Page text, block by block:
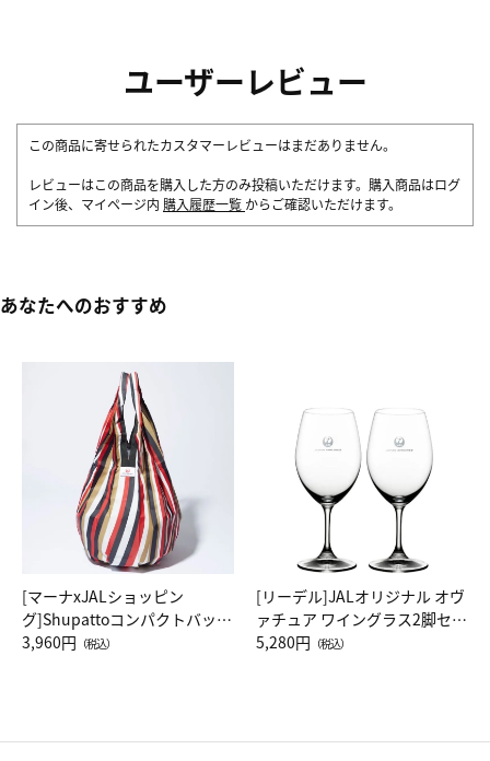
ユーザーレビュー
この商品に寄せられたカスタマーレビューはまだありません。
レビューはこの商品を購入した方のみ投稿いただけます。購入商品はログ
イン後、マイページ内 購入履歴一覧 からご確認いただけます。
あなたへのおすすめ
[マーナxJALショッピン
グ]Shupattoコンパクトバッグ
Drop JAL客室乗務員（LC）ス
3,960円 （税込）
[リーデル]JALオリジナル オヴ
ァチュア ワイングラス2脚セッ
ト（レッドワイン）
5,280円 （税込）